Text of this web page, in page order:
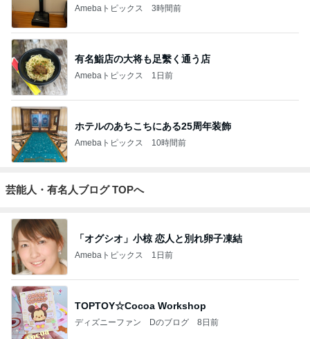
Amebaトピックス 3時間前
有名鮨店の大将も足繫く通う店
Amebaトピックス 1日前
ホテルのあちこちにある25周年装飾
Amebaトピックス 10時間前
芸能人・有名人ブログ TOPへ
「オグシオ」小椋 恋人と別れ卵子凍結
Amebaトピックス 1日前
TOPTOY☆Cocoa Workshop
ディズニーファン Dのブログ 8日前